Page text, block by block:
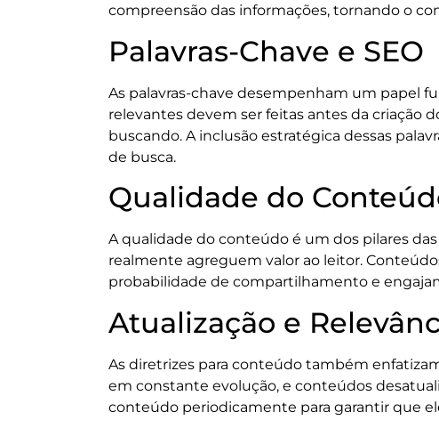
compreensão das informações, tornando o
Palavras-Chave e SEO
As palavras-chave desempenham um papel
relevantes devem ser feitas antes da criação
buscando. A inclusão estratégica dessas
de busca.
Qualidade do
A qualidade do conteúdo é um dos pilares
realmente agreguem valor ao leitor.
probabilidade de compartilhamento e
Atualização e
As diretrizes para conteúdo também
em constante evolução, e conteúdos
conteúdo periodicamente para garantir que